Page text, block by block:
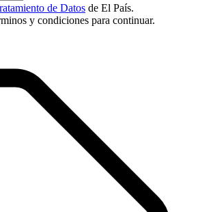
de Datos de El País.
y condiciones para continuar.